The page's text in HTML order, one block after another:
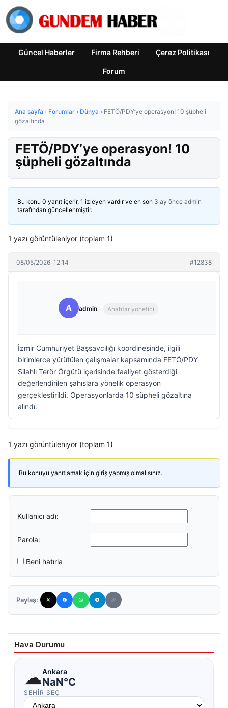
Güncel Haberler Firma Rehberi Çerez Politikası
Forum
Ana sayfa › Forumlar › Dünya › FETÖ/PDY’ye operasyon! 10 şüpheli
gözaltında
FETÖ/PDY’ye operasyon! 10
şüpheli gözaltında
Bu konu 0 yanıt içerir, 1 izleyen vardır ve en son 3 ay önce admin
tarafından güncellenmiştir.
1 yazı görüntüleniyor (toplam 1)
08/05/2026: 12:14 #12838
A admin Anahtar yönetici
İzmir Cumhuriyet Başsavcılığı koordinesinde, ilgili
birimlerce yürütülen çalışmalar kapsamında FETÖ/PDY
Silahlı Terör Örgütü içerisinde faaliyet gösterdiği
değerlendirilen şahıslara yönelik operasyon
gerçekleştirildi. Operasyonlarda 10 şüpheli gözaltına
alındı.
1 yazı görüntüleniyor (toplam 1)
Bu konuyu yanıtlamak için giriş yapmış olmalısınız.
Kullanıcı adı:
Parola:
Beni hatırla
Paylaş:
Hava Durumu
☁Ankara
NaN°C
ŞEHIR SEÇ